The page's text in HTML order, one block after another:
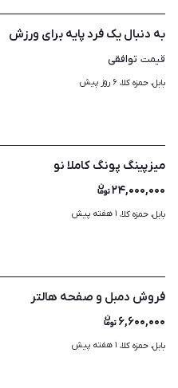
به دنبال یک فرد پایه برای ورزش
قیمت توافقی
بابل، حمزه کلا، ۶ روز پیش
میزپینگ پونگ کاملا نو
۲۴,۰۰۰,۰۰۰
بابل، حمزه کلا، ۱ هفته پیش
فروش دمبل و صفحه هالتر
۶,۶۰۰,۰۰۰
بابل، حمزه کلا، ۱ هفته پیش